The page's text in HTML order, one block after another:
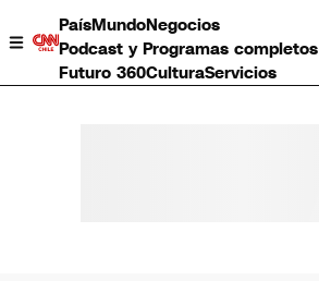
PaísMundoNegocios
Podcast y Programas completos
Futuro 360CulturaServicios